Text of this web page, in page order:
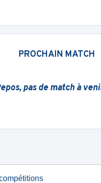
PROCHAIN MATCH
pas de match à